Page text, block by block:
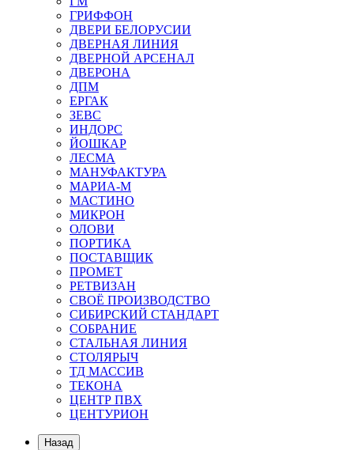
ГРИФФОН
ДВЕРИ БЕЛОРУСИИ
ДВЕРНАЯ ЛИНИЯ
ДВЕРНОЙ АРСЕНАЛ
ДВЕРОНА
ДПМ
ЕРГАК
ЗЕВС
ИНДОРС
ЙОШКАР
ЛЕСМА
МАНУФАКТУРА
МАРИА-М
МАСТИНО
МИКРОН
ОЛОВИ
ПОРТИКА
ПОСТАВЩИК
ПРОМЕТ
РЕТВИЗАН
СВОЁ ПРОИЗВОДСТВО
СИБИРСКИЙ СТАНДАРТ
СОБРАНИЕ
СТАЛЬНАЯ ЛИНИЯ
СТОЛЯРЫЧ
ТД МАССИВ
ТЕКОНА
ЦЕНТР ПВХ
ЦЕНТУРИОН
Назад